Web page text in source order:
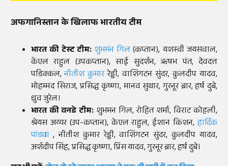
अफगानिस्तान के खिलाफ भारतीय टीम
भारत की टेस्ट टीम: शुभमन गिल(कप्तान), यशस्वी जयसवाल,
केएल राहुल (उपकप्तान), साई सुदर्शन, ऋषभ पंत, देवदत्त
पडिक्कल,नीतीश कुमाररेड्डी, वाशिंगटन सुंदर, कुलदीप यादव,
मोहम्मद सिराज, प्रसिद्ध कृष्णा, मानव सुथार, गुरनूर ब्रार, हर्ष दुबे,
ध्रुव जुरेल।
भारत की वनडे टीम: शुभमन गिल, रोहित शर्मा, विराट कोहली,
श्रेयस अय्यर (उप-कप्तान), केएल राहुल, ईशान किशन,हार्दिक
पांड्या , नीतीश कुमार रेड्डी, वाशिंगटन सुंदर, कुलदीप यादव,
अर्शदीप सिंह, प्रसिद्ध कृष्णा, प्रिंस यादव, गुरनूर ब्रार, हर्ष दुबे।